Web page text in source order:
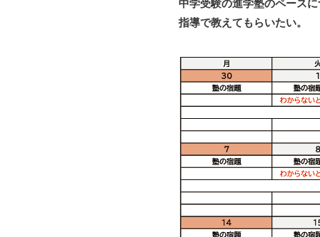
中学受験の進学塾のペース
指導で教えてもらいたい。